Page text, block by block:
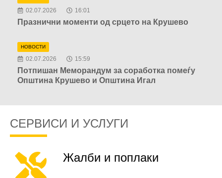
02.07.2026 16:01
Празнични моменти од срцето на Крушево
НОВОСТИ
02.07.2026 15:59
Потпишан Меморандум за соработка помеѓу
Општина Крушево и Општина Игал
СЕРВИСИ И УСЛУГИ
Жалби и поплаки